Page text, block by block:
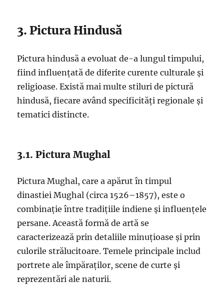
3. Pictura Hindusă
Pictura hindusă a evoluat de-a lungul timpului,
fiind influențată de diferite curente culturale și
religioase. Există mai multe stiluri de pictură
hindusă, fiecare având specificități regionale și
tematici distincte.
3.1. Pictura Mughal
Pictura Mughal, care a apărut în timpul
dinastiei Mughal (circa 1526–1857), este o
combinație între tradițiile indiene și influențele
persane. Această formă de artă se
caracterizează prin detaliile minuțioase și prin
culorile strălucitoare. Temele principale includ
portrete ale împăraților, scene de curte și
reprezentări ale naturii.